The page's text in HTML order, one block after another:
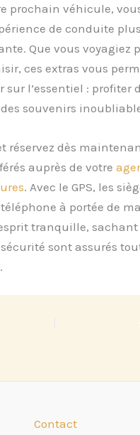
prochain véhicule,
de conduite
Que vous voyagiez
ces extras vous
sur l’essentiel : profiter
souvenirs
réservez dès
auprès de votre
. Avec le GPS, les
à portée de
tranquille, sachant
sont assurés
Contact